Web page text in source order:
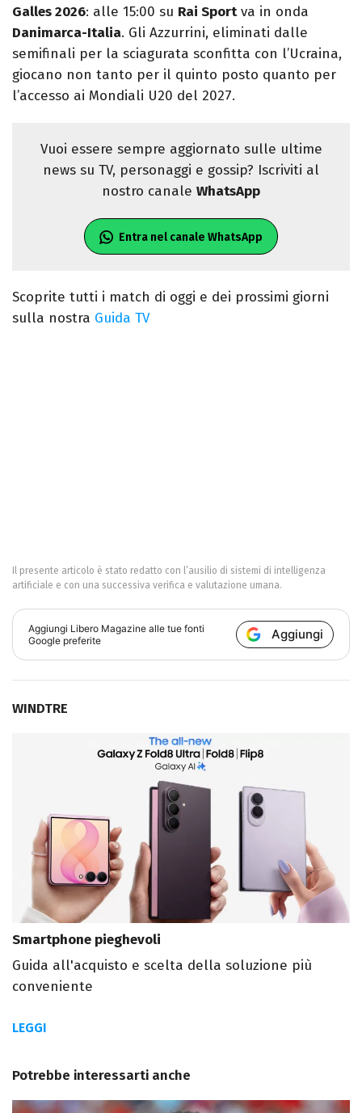
Galles 2026: alle 15:00 su Rai Sportva in onda
Danimarca-Italia. Gli Azzurrini, eliminati dalle
semifinali per la sciagurata sconfitta con l’Ucraina,
giocano non tanto per il quinto posto quanto per
l’accesso ai Mondiali U20 del 2027.
Vuoi essere sempre aggiornato sulle ultime
news su TV, personaggi e gossip? Iscriviti al
nostro canale WhatsApp
Entra nel canale WhatsApp
Scoprite tutti i match di oggi e dei prossimi giorni
sulla nostra Guida TV
Il presente articolo è stato redatto con l’ausilio di sistemi di intelligenza
artificiale e con una successiva verifica e valutazione umana.
Aggiungi Libero Magazine alle tue fonti
Google preferite
Aggiungi
WINDTRE
Smartphone pieghevoli
Guida all'acquisto e scelta della soluzione più
conveniente
LEGGI
Potrebbe interessarti anche